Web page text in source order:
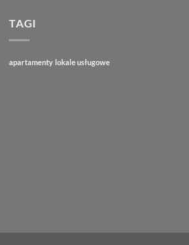
TAGI
apartamenty lokale usługowe